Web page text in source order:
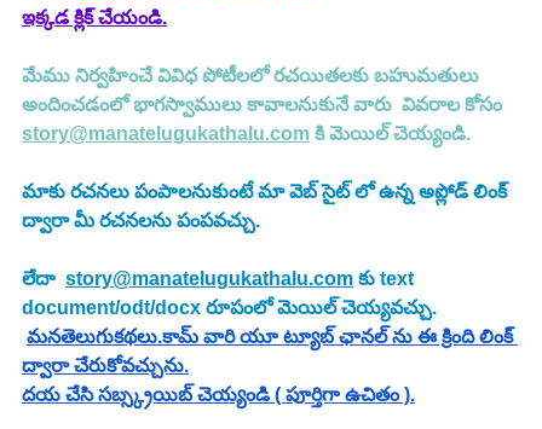
ఇక్కడ క్లిక్ చేయండి.
మేము నిర్వహించే వివిధ పోటీలలో రచయితలకు బహుమతులు
అందించడంలో భాగస్వాములు కావాలనుకునే వారు  వివరాల కోసం
story@manatelugukathalu.com కి మెయిల్ చెయ్యండి.
మాకు రచనలు పంపాలనుకుంటే మా వెబ్ సైట్ లో ఉన్న అప్లోడ్ లింక్
ద్వారా మీ రచనలను పంపవచ్చు.
లేదా story@manatelugukathalu.com కు text
document/odt/docx రూపంలో మెయిల్ చెయ్యవచ్చు.
మనతెలుగుకథలు.కామ్ వారి యూ ట్యూబ్ ఛానల్ ను ఈ క్రింది లింక్
ద్వారా చేరుకోవచ్చును.
దయ చేసి సబ్స్క్రయిబ్ చెయ్యండి ( పూర్తిగా ఉచితం ).